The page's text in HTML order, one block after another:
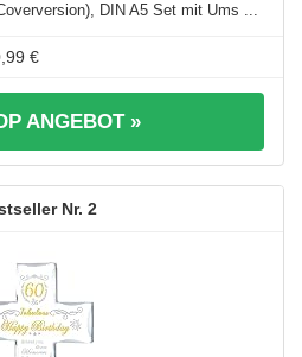
DIN A5 Set mit Ums ...
€
ANGEBOT »
2